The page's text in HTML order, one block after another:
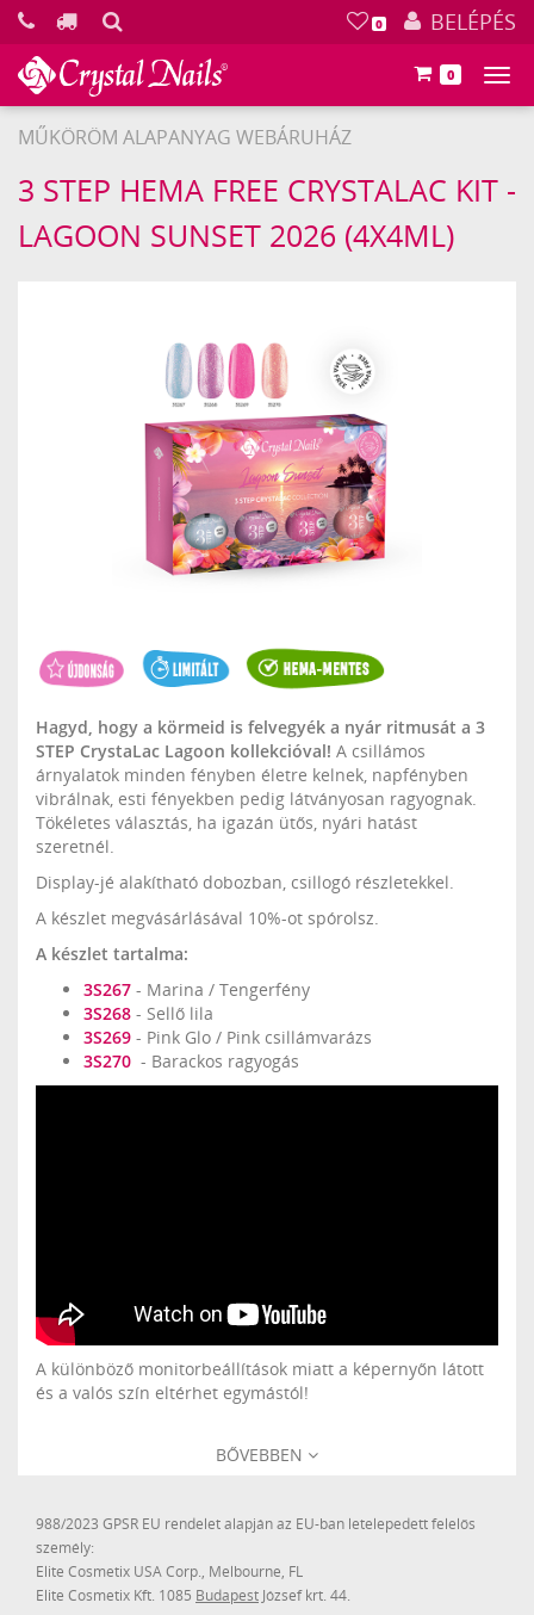
0 BELÉPÉS
0
MŰKÖRÖM ALAPANYAG WEBÁRUHÁZ
Crystal
Nails
3 STEP HEMA FREE CRYSTALAC KIT -
LAGOON SUNSET 2026 (4X4ML)
Hagyd, hogy a körmeid is felvegyék a nyár ritmusát a 3
STEP CrystaLac Lagoon kollekcióval! A csillámos
árnyalatok minden fényben életre kelnek, napfényben
vibrálnak, esti fényekben pedig látványosan ragyognak.
Tökéletes választás, ha igazán ütős, nyári hatást
szeretnél.
Display-jé alakítható dobozban, csillogó részletekkel.
A készlet megvásárlásával 10%-ot spórolsz.
A készlet tartalma:
3S267 - Marina / Tengerfény
3S268 - Sellő lila
3S269 - Pink Glo / Pink csillámvarázs
3S270 - Barackos ragyogás
A különböző monitorbeállítások miatt a képernyőn látott
és a valós szín eltérhet egymástól!
BŐVEBBEN
988/2023 GPSR EU rendelet alapján az EU-ban letelepedett felelős
személy:
Elite Cosmetix USA Corp., Melbourne, FL
Elite Cosmetix Kft. 1085 Budapest József krt. 44.